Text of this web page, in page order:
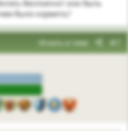
бесплатно? или быть
было кормить?
Искать в теме #7